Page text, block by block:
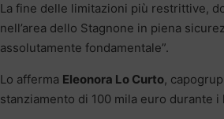
La fine delle limitazioni più restrittive,
nell’area dello Stagnone in piena
assolutamente fondamentale”.
Lo afferma Eleonora Lo Curto,
stanziamento di 100 mila euro durante